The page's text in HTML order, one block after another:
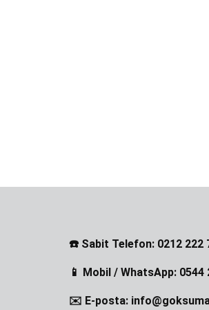
☎️ Sabit Telefon: 0212 222
📱 Mobil / WhatsApp: 0544
✉️ E-posta: